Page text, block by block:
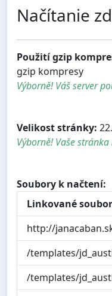
Načítanie
Použití gzip
gzip kompresy
Výborně! Váš server
Velikost stránky:
Výborně! Vaše
Soubory k načtení:
Linkované
http://
/templates/
/templates/